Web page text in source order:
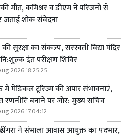
मौत, कमिश्नर व डीएम ने परिजनों से
जताई शोक संवेदना
सुरक्षा का संकल्प, सरस्वती विद्या मंदिर
दंत परीक्षण शिविर
2026 18:25:25
मेडिकल टूरिज्म की अपार संभावनाएं,
रणनीति बनाने पर जोर: मुख्य सचिव
2026 17:04:12
ने संभाला आवास आयुक्त का पदभार,